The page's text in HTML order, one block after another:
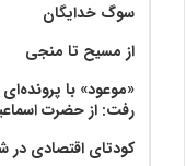
سوگ خدایگان
از مسیح تا منجی
«موعود» با
رفت: از حضرت
کودتای اقتصادی